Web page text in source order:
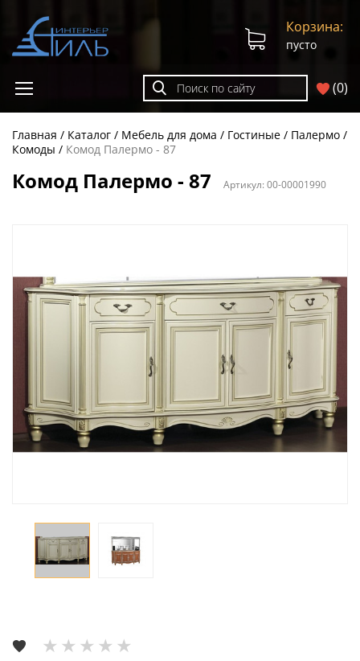
(0)
Корзина:
пусто
Главная Каталог Мебель для дома Гостиные
Палермо
Комоды
Комод Палермо - 87
Комод Палермо - 87 Артикул:00-00001990